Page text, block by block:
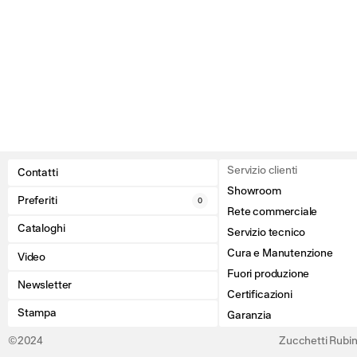
Contatti
Preferiti 0
Cataloghi
Video
Newsletter
Stampa
Servizio clienti
Showroom
Rete commerciale
Servizio tecnico
Cura e Manutenzione
Fuori produzione
Certificazioni
Garanzia
©2024 Zucchetti